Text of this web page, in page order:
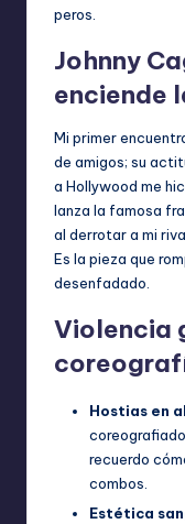
peros.
Johnny
enciende
Mi primer
de amigos; su
a Hollywood me
lanza la famosa
al derrotar a mi
Es la pieza que
desenfadado.
Violencia
Hostias en
recuerdo
combos.
Estética